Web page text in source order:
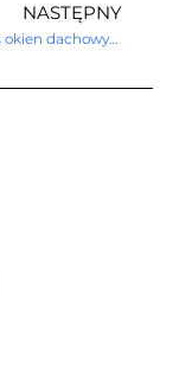
NASTĘPNY
Fakro serwis okien dachowych